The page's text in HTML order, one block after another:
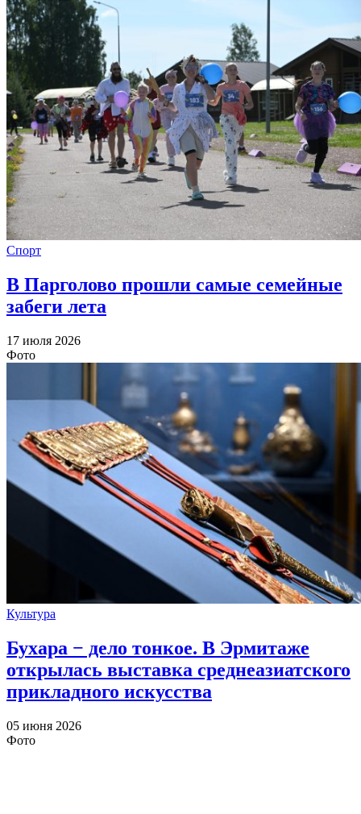
Спорт
В Парголово прошли самые семейные
забеги лета
17 июля 2026
Фото
Культура
Бухара − дело тонкое. В Эрмитаже
открылась выставка среднеазиатского
прикладного искусства
05 июня 2026
Фото